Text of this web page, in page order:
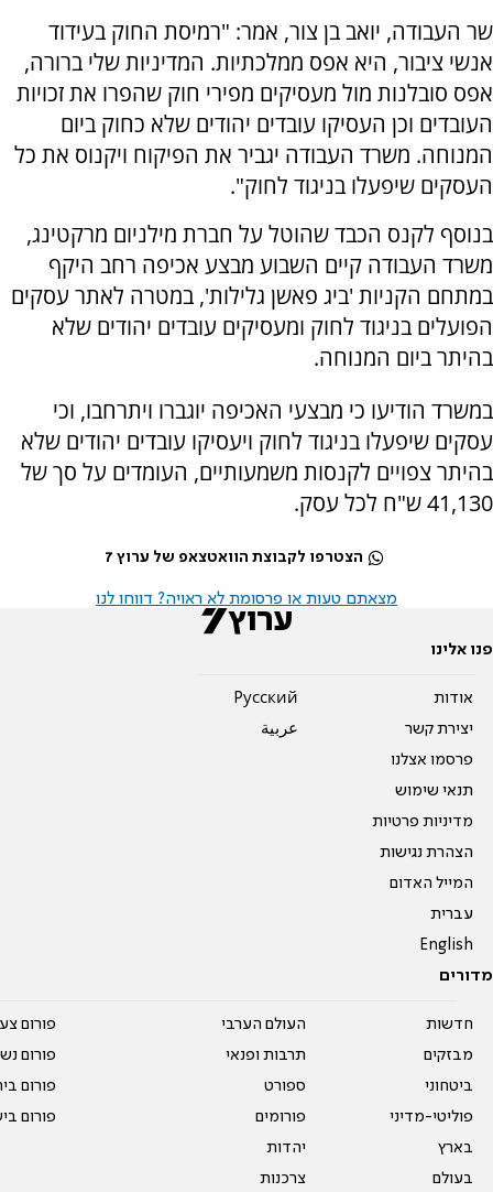
שר העבודה, יואב בן צור, אמר: "רמיסת החוק בעידוד
אנשי ציבור, היא אפס ממלכתיות. המדיניות שלי ברורה,
אפס סובלנות מול מעסיקים מפירי חוק שהפרו את זכויות
העובדים וכן העסיקו עובדים יהודים שלא כחוק ביום
המנוחה. משרד העבודה יגביר את הפיקוח ויקנוס את כל
העסקים שיפעלו בניגוד לחוק".
בנוסף לקנס הכבד שהוטל על חברת מילניום מרקטינג,
משרד העבודה קיים השבוע מבצע אכיפה רחב היקף
במתחם הקניות 'ביג פאשן גלילות', במטרה לאתר עסקים
הפועלים בניגוד לחוק ומעסיקים עובדים יהודים שלא
בהיתר ביום המנוחה.
במשרד הודיעו כי מבצעי האכיפה יוגברו ויתרחבו, וכי
עסקים שיפעלו בניגוד לחוק ויעסיקו עובדים יהודים שלא
בהיתר צפויים לקנסות משמעותיים, העומדים על סך של
41,130 ש"ח לכל עסק.
הצטרפו לקבוצת הוואטצאפ של ערוץ 7
מצאתם טעות או פרסומת לא ראויה? דווחו לנו
פנו אלינו
אודות
יצירת קשר
פרסמו אצלנו
תנאי שימוש
מדיניות פרטיות
הצהרת נגישות
המייל האדום
עברית
English
Pусский
عربية
מדורים
חדשות
מבזקים
ביטחוני
פוליטי-מדיני
בארץ
בעולם
העולם הערבי
תרבות ופנאי
ספורט
פורומים
יהדות
צרכנות
פורום
פורום
פורום
פורום